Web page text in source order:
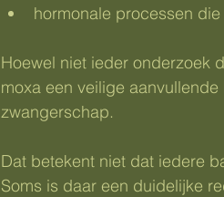
hormonale processen
Hoewel niet ieder onderzoek
moxa een veilige
zwangerschap.
Dat betekent niet dat iedere
Soms is daar een duidelijke